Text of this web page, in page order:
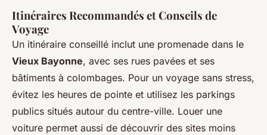
Itinéraires Recommandés et Conseils de
Voyage
Un itinéraire conseillé inclut une promenade dans le
Vieux Bayonne, avec ses rues pavées et ses
bâtiments à colombages. Pour un voyage sans stress,
évitez les heures de pointe et utilisez les parkings
publics situés autour du centre-ville. Louer une
voiture permet aussi de découvrir des sites moins